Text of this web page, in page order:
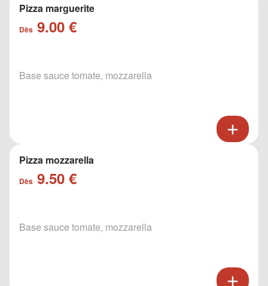
Pizza marguerite
Dès 9.00 €
Base sauce tomate, mozzarella
Pizza mozzarella
Dès 9.50 €
Base sauce tomate, mozzarella